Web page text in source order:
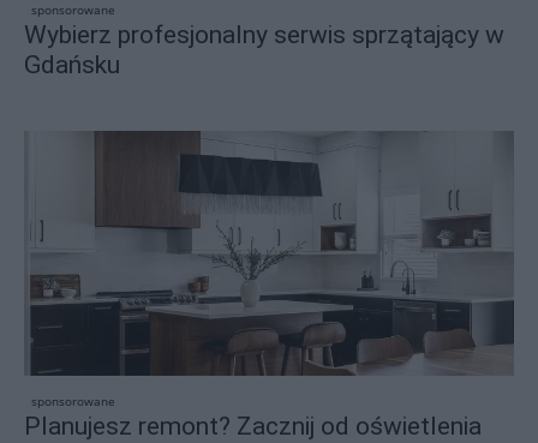
sponsorowane
Wybierz profesjonalny serwis sprzątający w
Gdańsku
sponsorowane
Planujesz remont? Zacznij od oświetlenia